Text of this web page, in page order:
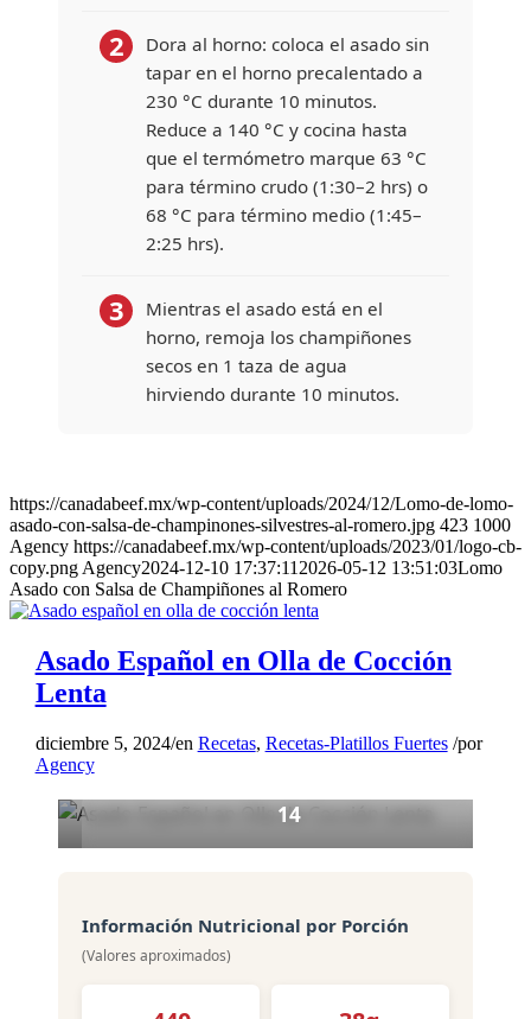
2
Dora al horno: coloca el asado sin
tapar en el horno precalentado a
230 °C durante 10 minutos.
Reduce a 140 °C y cocina hasta
que el termómetro marque 63 °C
para término crudo (1:30–2 hrs) o
68 °C para término medio (1:45–
2:25 hrs).
3
Mientras el asado está en el
horno, remoja los champiñones
secos en 1 taza de agua
hirviendo durante 10 minutos.
reserva.
4
Calienta el aceite en una sartén
grande a fuego medio-alto.
Agrega los champiñones frescos
tabla de cortar y cubre con
guardado, los champiñones
secos, el romero restante y el
del fondo.
https://canadabeef.mx/wp-content/uploads/2024/12/Lomo-de-lomo-
asado-con-salsa-de-champinones-silvestres-al-romero.jpg 423 1000
Agency https://canadabeef.mx/wp-content/uploads/2023/01/logo-cb-
copy.png Agency2024-12-10 17:37:11 2026-05-12 13:51:03Lomo
Asado con Salsa de Champiñones al Romero
Asado Español en Olla de Cocción
Lenta
diciembre 5, 2024/en Recetas, Recetas-Platillos Fuertes /por
Agency
Asado Español en Olla de
Cocción Lenta
8
30 min
8 hrs
14
Información Nutricional por Porción
(Valores aproximados)